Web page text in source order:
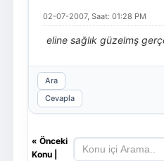
02-07-2007, Saat: 01:28 PM
eline sağlık güzelmş
Ara
Cevapla
« Önceki
Konu|